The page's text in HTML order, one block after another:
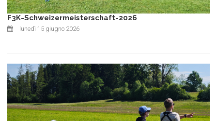
F3K-Schweizermeisterschaft-2026
lunedì 15 giugno 2026